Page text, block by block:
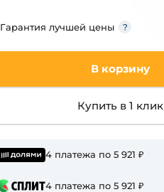
Гарантия лучшей цены
В корзину
Купить в 1 клик
4 платежа по 5 921 ₽
4 платежа по 5 921 ₽